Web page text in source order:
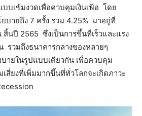
บบเข้มงวดเพื่อควบคุมเงินเฟ้อ โดย
บายถึง 7 ครั้ง รวม 4.25% มาอยู่ที่
นปี 2565 ซึ่งเป็นการขึ้นที่เร็วและแรง
รวมถึงธนาคารกลางของหลายๆ
ายในรูปแบบเดียวกัน เพื่อควบคุม
สี่ยงที่เพิ่มมากขึ้นที่ทั่วโลกจะเกิดภาวะ